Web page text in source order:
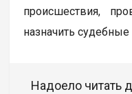
происшествия,
назначить
Надоело читать